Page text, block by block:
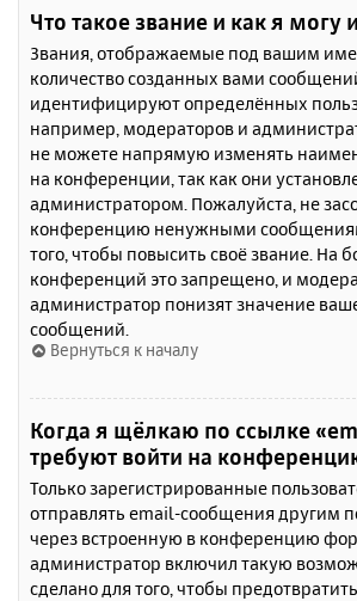
Что такое звание и как я могу
Звания, отображаемые под вашим
количество созданных вами
идентифицируют определённых
например, модераторов и
не можете напрямую изменять
на конференции, так как они
администратором. Пожалуйста, не
конференцию ненужными
того, чтобы повысить своё звание. На
конференций это запрещено, и
администратор понизят значение
сообщений.
Вернуться к началу
Когда я щёлкаю по ссылке
требуют войти на
Только зарегистрированные
отправлять email-сообщения другим
через встроенную в конференцию
администратор включил такую
сделано для того, чтобы предотвратить